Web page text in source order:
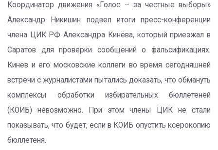
Координатор движения «Голос – за честные выборы»
Александр Никишин подвел итоги пресс-конференции
члена ЦИК РФ Александра Кинёва, который приезжал в
Саратов для проверки сообщений о фальсификациях.
Кинёв и его московские коллеги во время сегодняшней
встречи с журналистами пытались доказать, что обмануть
комплексы обработки избирательных бюллетеней
(КОИБ) невозможно. При этом члены ЦИК не стали
показывать, что будет, если в КОИБ опустить ксерокопию
бюллетеня.